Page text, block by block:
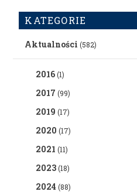
KATEGORIE
Aktualności (582)
2016(1)
2017 (99)
2019 (17)
2020 (17)
2021 (11)
2023(18)
2024 (88)